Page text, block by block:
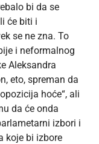
bi da se
će biti i
se ne zna. To
i neformalnog
Aleksandra
eto, spreman da
hoće“, ali
da će onda
izbori i
koje bi izbore